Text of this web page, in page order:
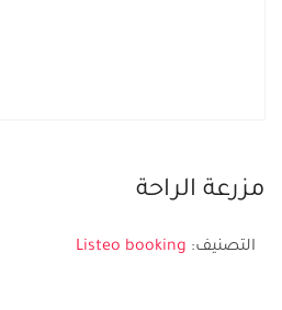
مزرعة الراحة
التصنيف: Listeo booking